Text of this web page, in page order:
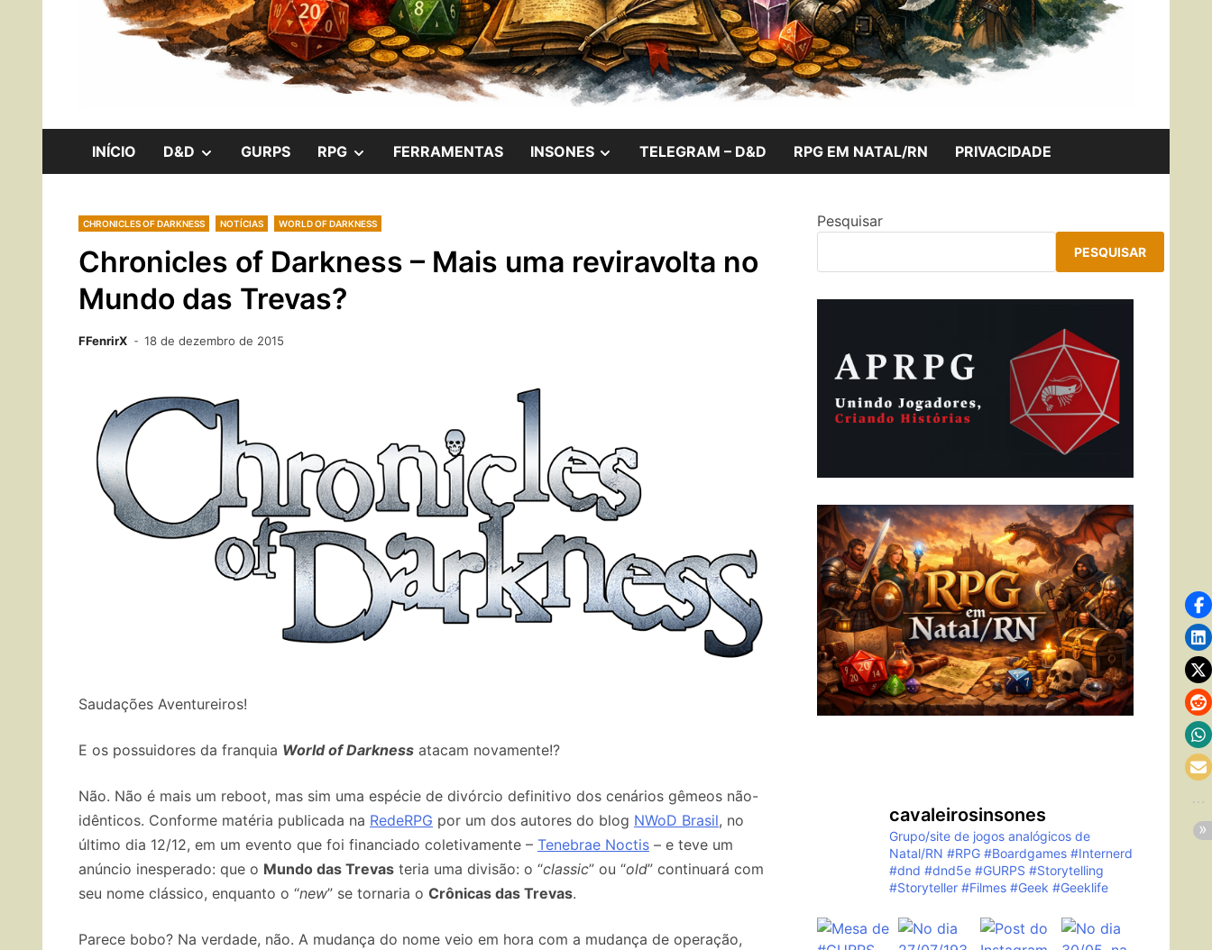
Os Cavaleiros das Noites Insones
INÍCIO
D&D SHOWGURPS RPG SHOWFERRAMENTAS INSONES SHOWTELEGRAM – D&D RPG EM NATAL/RN PRIVACIDADE
CHRONICLES OF DARKNESS NOTÍCIAS WORLD OF DARKNESS
Chronicles of Darkness – Mais uma reviravolta no
Mundo das Trevas?
FFenrirX 18 de dezembro de 2015
Saudações Aventureiros!
E os possuidores da franquia World of Darkness atacam novamente!?
Não. Não é mais um reboot, mas sim uma espécie de divórcio definitivo dos cenários gêmeos não-
idênticos. Conforme matéria publicada na RedeRPG por um dos autores do blog NWoD Brasil, no
último dia 12/12, em um evento que foi financiado coletivamente – Tenebrae Noctis – e teve um
anúncio inesperado: que o Mundo das Trevas teria uma divisão: o “classic” ou “old” continuará com
seu nome clássico, enquanto o “new” se tornaria o Crônicas das Trevas.
Parece bobo? Na verdade, não. A mudança do nome veio em hora com a mudança de operação,
Pesquisar
PESQUISAR
cavaleirosinsones
Grupo/site de jogos analógicos de
Natal/RN #RPG #Boardgames #Internerd
#dnd #dnd5e #GURPS #Storytelling
#Storyteller #Filmes #Geek #Geeklife